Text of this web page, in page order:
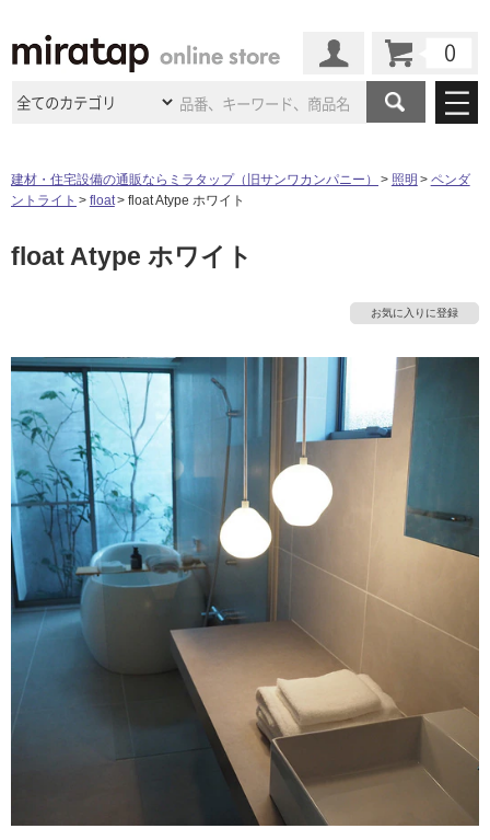
商品カテゴリ
キッチン
トイレ
扉
エクステリア （外構）
ウッドデッキ フローリング・床材
収納 インテリア・
照明 ペット用品
内装用建材 パネル・壁材
ロートアイアン 天然石・石材
施工材 新商品
施工事例
施工事例
インタビュー
店舗・施設事例
ショールーム
ショールーム
大阪ショールーム ショールーム
名古屋ショールーム ショールーム
福岡ショールーム 札幌スマート
ショールー
ム
横浜スマートショールー
ム
ウェルビーみのお
サポート
ご利用ガイド 初めての方へ
よくある質問 お問い合わせ
修理お問い合わせ クレーム公開
説明書・図面検索 水まわり3年保証
お役立ち情報 住まいの
スタイリング
アイデア
チャンネル
オンライン相談
その他サービス
ミラタップと創る家
ASOLIE
工事会社紹介Coziコンシ
ェルジュ
自分らしい家づくり
SUVACO
最高のリノベ会社がみつ
かる
建材・住宅設備の通販ならミラタップ（旧サンワカンパニー） 照明
ペンダ
ントライト
float float Atype ホワイト
float Atype ホワイト
お気に入りに登録
タ
イ